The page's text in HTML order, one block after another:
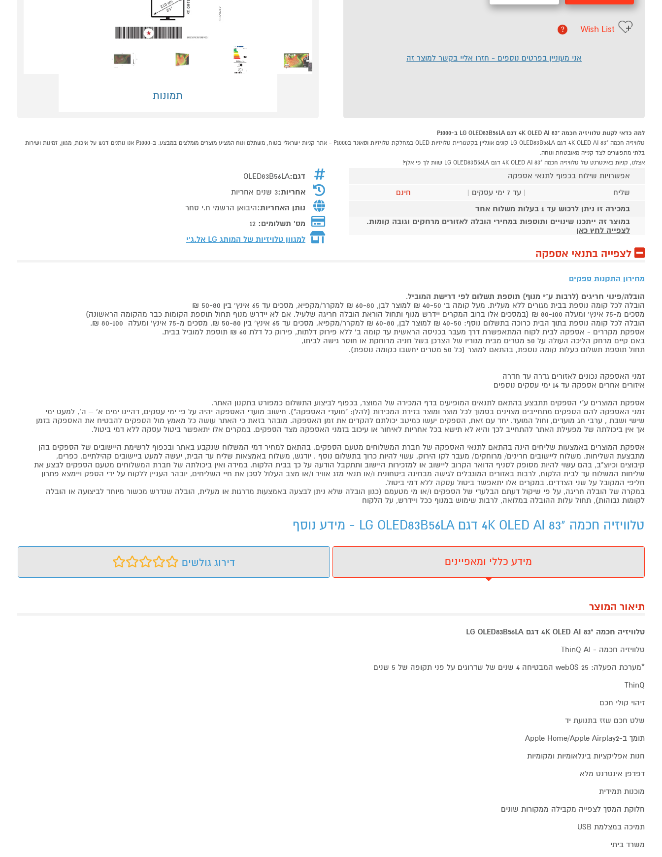
תמונות
Wish List
?
אני מעוניין בפרטים נוספים - חזרו אליי בקשר למוצר זה
למה כדאי לקנות טלוויזיה חכמה "83 4K OLED AI דגם LG OLED83B56LA ב-P1000
טלוויזיה חכמה "83 4K OLED AI דגם LG OLED83B56LA קונים אונליין בקטגוריית טלויזיות OLED במחלקת טלויזיות וסאונד בP1000 - אתר קניות ישראלי בטוח, משתלם ונוח המציע מוצרים מומלצים במבצע. ב-P1000 אנו נותנים דגש על איכות, מגוון, זמינות ושירות
בלתי מתפשרים לצד קנייה מאובטחת ונוחה.
אצלנו, קניות באינטרנט של טלוויזיה חכמה "83 4K OLED AI דגם LG OLED83B56LA שוות לך פי אלף!
אפשרויות שילוח בכפוף לתנאי אספקה
שליח
| עד 7 ימי עסקים |
חינם
במכירה זו ניתן לרכוש עד 1 בעלות משלוח אחד
במוצר זה ייתכנו שינויים ותוספות במחירי הובלה לאזורים מרחקים וגובה קומות.
לצפייה לחץ כאן
דגם:OLED83B56LA
אחריות:3 שנים אחריות
נותן האחריות:היבואן הרשמי ח.י סחר
מס' תשלומים: 12
למגוון טלויזיות של המותג LG אל.ג'י
לצפייה בתנאי אספקה
מחירון התקנות ספקים
הובלה/פינוי חריגים (לרבות ע"י מנוף) תוספת תשלום לפי דרישת המוביל.
הובלה לכל קומה נוספת בבית מגורים ללא מעלית. מעל קומה ב' 40-50 ₪ למוצר לבן, 60-80 ₪ למקרר/מקפיא, מסכים עד 65 אינץ' בין 50-80 ₪
מסכים מ-75 אינץ' ומעלה 80-100 ₪ (במסכים אלו ברוב המקרים יידרש מנוף ותחול הוראת הובלה חריגה שלעיל. אם לא יידרש מנוף תחול תוספת הקומות כבר מהקומה הראשונה)
הובלה לכל קומה נוספת בתוך הבית כרוכה בתשלום נוסף: 40-50 ₪ למוצר לבן, 60-80 ₪ למקרר/מקפיא, מסכים עד 65 אינץ' בין 50-80 ₪, מסכים מ-75 אינץ' ומעלה 80-100 ₪.
אספקת מקררים - אספקה לבית לקוח המתאפשרת דרך מעבר בכניסה הראשית עד קומה ב' ללא פירוק דלתות, פירוק כל דלת 60 ₪ תוספת למוביל בבית.
באם קיים מרחק הליכה העולה על 50 מטרים מבית מגוריו של הצרכן בשל חניה מרוחקת או חוסר גישה לביתו,
תחול תוספת תשלום כעלות קומה נוספת, בהתאם למוצר (כל 50 מטרים יחשבו כקומה נוספת).
זמני האספקה נכונים לאזורים גדרה עד חדרה
איזורים אחרים אספקה עד 14 ימי עסקים נוספים
אספקת המוצרים ע"י הספקים תתבצע בהתאם לתנאים המופיעים בדף המכירה של המוצר, בכפוף לביצוע התשלום כמפורט בתקנון האתר.
זמני האספקה להם הספקים מתחייבים מצוינים בסמוך לכל מוצר ומוצר בזירת המכירות (להלן: "מועדי האספקה"). חישוב מועדי האספקה יהיה על פי ימי עסקים, דהיינו ימים א' – ה', למעט ימי
שישי ושבת , ערבי חג מועדים, וחול המועד. יחד עם זאת, הספקים יעשו כמיטב יכולתם להקדים את זמן האספקה. מובהר בזאת כי האתר עושה כל מאמץ מול הספקים להבטיח את האספקה בזמן
אך אין ביכולתה של מפעילת האתר להתחייב לכך והיא לא תישא בכל אחריות לאיחור או עיכוב בזמני האספקה מצד הספקים. במקרים אלו יתאפשר ביטול עסקה ללא דמי ביטול.
אספקת המוצרים באמצעות שליחים הינה בהתאם לתנאי האספקה של חברת המשלוחים מטעם הספקים, בהתאם למחיר דמי המשלוח שנקבע באתר ובכפוף לרשימת היישובים של הספקים בהן
מתבצעת השליחות. משלוח ליישובים חריגים/ מרוחקים/ מעבר לקו הירוק, עשוי להיות כרוך בתשלום נוסף . יודגש, משלוח באמצאות שליח עד הבית, יעשה למעט ביישובים קהילתיים, כפרים,
קיבוצים וכיוצ"ב, בהם עשוי להיות מסופק לסניף הדואר הקרוב ליישוב או למזכירות היישוב ותתקבל הודעה על כך בבית הלקוח. במידה ואין ביכולתה של חברת המשלוחים מטעם הספקים לבצע את
שליחות המשלוח עד לבית הלקוח, לרבות באזורים המוגבלים לגישה מבחינה ביטחונית ו/או תנאי מזג אוויר ו/או מצב העלול לסכן את חיי השליחים, יובהר העניין ללקוח על ידי הספק ויימצא פתרון
חליפי המקובל על שני הצדדים. במקרים אלו יתאפשר ביטול עסקה ללא דמי ביטול.
במקרה של הובלה חריגה, על פי שיקול דעתם הבלעדי של הספקים ו/או מי מטעמם (כגון הובלה שלא ניתן לבצעה באמצעות מדרגות או מעלית, הובלה שנדרש מכשור מיוחד לביצועה או הובלה
לקומות גבוהות), תחול עלות ההובלה במלואה, לרבות שימוש במנוף ככל ויידרש, על הלקוח
טלוויזיה חכמה "83 4K OLED AI דגם LG OLED83B56LA - מידע נוסף
מידע כללי ומאפיינים דירוג גולשים
תיאור המוצר
טלוויזיה חכמה "83 4K OLED AI דגם LG OLED83B56LA
טלוויזיה חכמה - ThinQ AI
*מערכת הפעלה: webOS 25 המבטיחה 4 שנים של שדרוגים על פני תקופה של 5 שנים
ThinQ
זיהוי קולי חכם
שלט חכם שזז בתנועת יד
תומך ב-Apple Home/Apple Airplay2
חנות אפליקציות בינלאומיות ומקומיות
דפדפן אינטרנט מלא
מוכנות תמידית
חלוקת המסך לצפייה מקבילה ממקורות שונים
תמיכה במצלמת USB
משרד ביתי